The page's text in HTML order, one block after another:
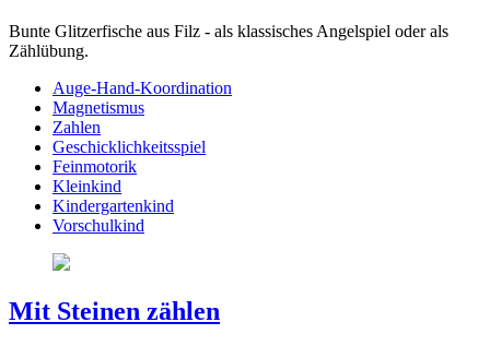
Bunte Glitzerfische aus Filz - als klassisches Angelspiel oder als
Zählübung.
Auge-Hand-Koordination
Magnetismus
Zahlen
Geschicklichkeitsspiel
Feinmotorik
Kleinkind
Kindergartenkind
Vorschulkind
Mit Steinen zählen